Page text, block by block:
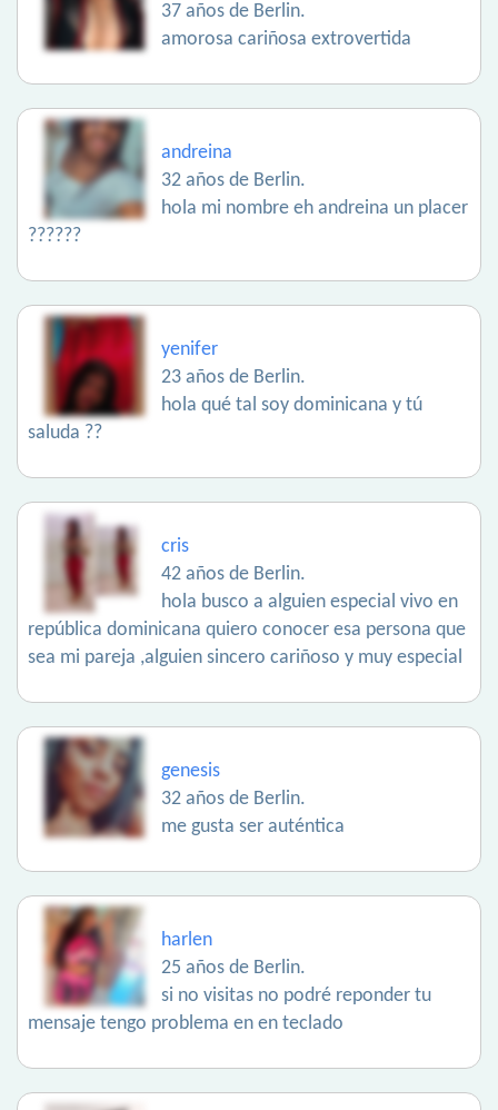
37 años de Berlin.
amorosa cariñosa extrovertida
andreina
32 años de Berlin.
hola mi nombre eh andreina un placer
??????
yenifer
23 años de Berlin.
hola qué tal soy dominicana y tú
saluda ??
cris
42 años de Berlin.
hola busco a alguien especial vivo en
república dominicana quiero conocer esa persona que
sea mi pareja ,alguien sincero cariñoso y muy especial
genesis
32 años de Berlin.
me gusta ser auténtica
harlen
25 años de Berlin.
si no visitas no podré reponder tu
mensaje tengo problema en en teclado